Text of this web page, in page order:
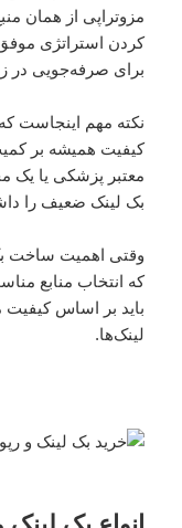
مزوتراپی از همان
کردن استراتژی
برای صرفه‌جویی در
نکته مهم اینجاست که
کیفیت همیشه بر
معتبر پزشکی یا یک
بک لینک ضعیف را
وقتی اهمیت ساخت
که انتخاب منابع
باید بر اساس کیفیت
لینک‌ها.